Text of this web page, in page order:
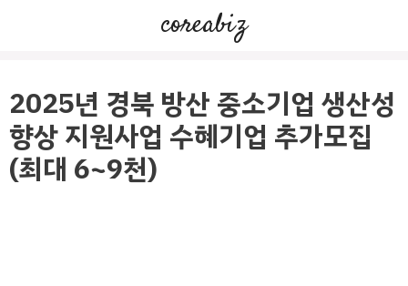
건
너
뛰
coreabiz
2025년 경북 방산 중소기업 생산성
향상 지원사업 수혜기업 추가모집
(최대 6~9천)